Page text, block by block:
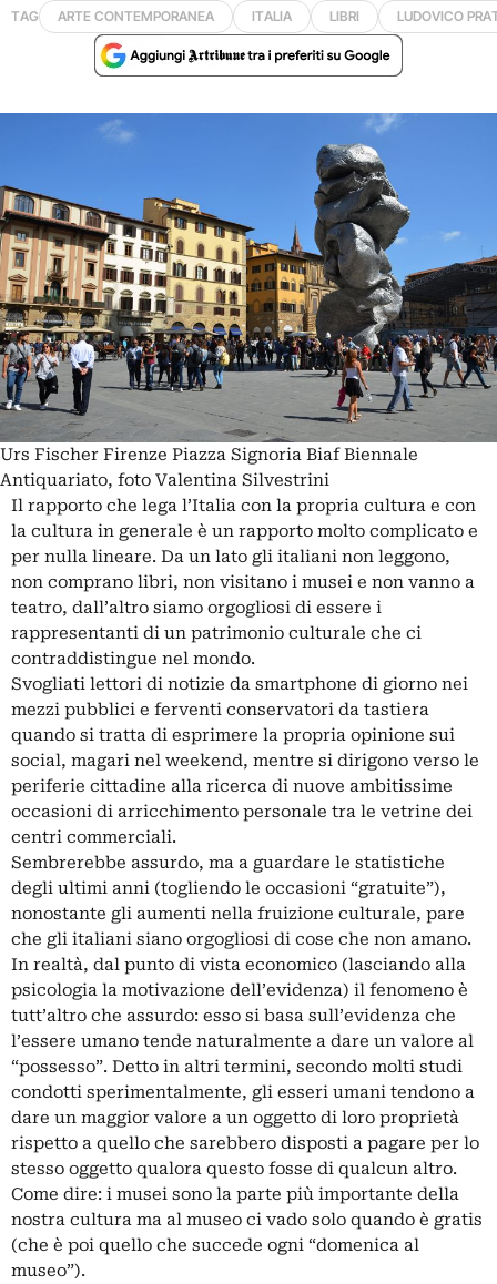
TAG ARTE CONTEMPORANEA ITALIA LIBRI LUDOVICO
Urs Fischer Firenze Piazza Signoria Biaf Biennale
Antiquariato, foto Valentina Silvestrini
Il rapporto che lega l’Italia con la propria cultura e con
la cultura in generale è un rapporto molto complicato e
per nulla lineare. Da un lato gli italiani non leggono,
non comprano libri, non visitano i musei e non vanno a
teatro, dall’altro siamo orgogliosi di essere i
rappresentanti di un patrimonio culturale che ci
contraddistingue nel mondo.
Svogliati lettori di notizie da smartphone di giorno nei
mezzi pubblici e ferventi conservatori da tastiera
quando si tratta di esprimere la propria opinione sui
social, magari nel weekend, mentre si dirigono verso le
periferie cittadine alla ricerca di nuove ambitissime
occasioni di arricchimento personale tra le vetrine dei
centri commerciali.
Sembrerebbe assurdo, ma a guardare le statistiche
degli ultimi anni (togliendo le occasioni “gratuite”),
nonostante gli aumenti nella fruizione culturale, pare
che gli italiani siano orgogliosi di cose che non amano.
In realtà, dal punto di vista economico (lasciando alla
psicologia la motivazione dell’evidenza) il fenomeno è
tutt’altro che assurdo: esso si basa sull’evidenza che
l’essere umano tende naturalmente a dare un valore al
“possesso”. Detto in altri termini, secondo molti studi
condotti sperimentalmente, gli esseri umani tendono a
dare un maggior valore a un oggetto di loro proprietà
rispetto a quello che sarebbero disposti a pagare per lo
stesso oggetto qualora questo fosse di qualcun altro.
Come dire: i musei sono la parte più importante della
nostra cultura ma al museo ci vado solo quando è gratis
(che è poi quello che succede ogni “domenica al
museo”).